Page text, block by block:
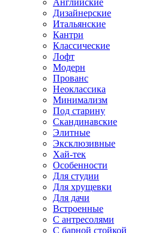
Английские
Дизайнерские
Итальянские
Кантри
Классические
Лофт
Модерн
Прованс
Неоклассика
Минимализм
Под старину
Скандинавские
Элитные
Эксклюзивные
Хай-тек
Особенности
Для студии
Для хрущевки
Для дачи
Встроенные
С антресолями
С барной стойкой